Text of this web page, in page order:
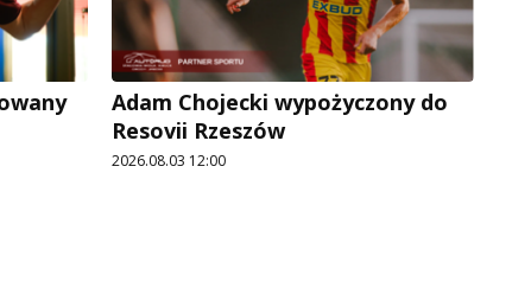
Adam Chojecki wypożyczony do
Resovii Rzeszów
2026.08.03 12:00